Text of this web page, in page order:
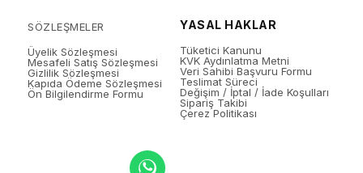
SÖZLEŞMELER
Üyelik Sözleşmesi
Mesafeli Satış Sözleşmesi
Gizlilik Sözleşmesi
Kapıda Ödeme Sözleşmesi
Ön Bilgilendirme Formu
YASAL HAKLAR
Tüketici Kanunu
KVK Aydınlatma Metni
Veri Sahibi Başvuru Formu
Teslimat Süreci
Değişim / İptal / İade Koşulları
Sipariş Takibi
Çerez Politikası